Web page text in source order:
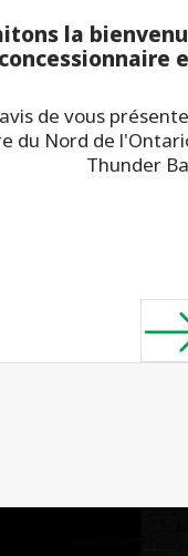
la
concessionnaire
de vous
du Nord de
Thunder